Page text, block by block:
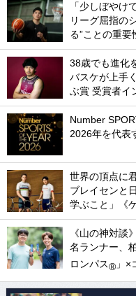
「少しぼやけ
リーグ屈指の
る”ことの重要
38歳でも進化
バスケが上手
ぶ賞 受賞者イ
Number
2026年を代表
世界の頂点に
ブレイセンと
学ぶこと」《
《山の神対談
名ランナー、
ロンパス® 」×